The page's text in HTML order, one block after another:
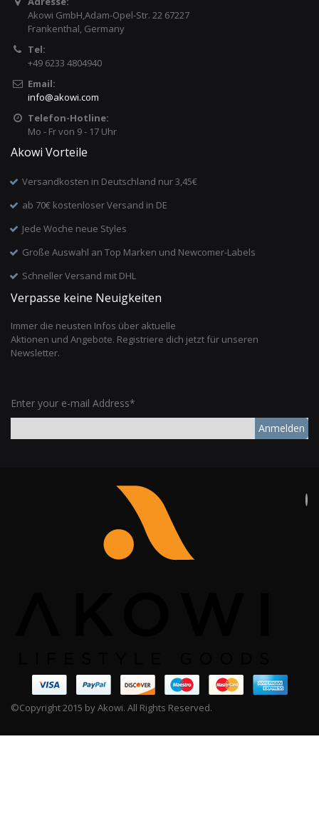
Akowi GmbH,Adam-Opel-Str. 22 67227
Frankenthal, Germany
Tel:
+49 6233 4804940
Email:
info@akowi.com
Telefon-Hotline:
Mo - Fr von 9 - 17 Uhr
Akowi Vorteile
Versandkosten in Deutschland nur 3,45€
ab 70€ kostenloser Versand in DE
Jede Woche neue Styles
Große Auswahl an Top Marken und Newcomer-Labels
Schneller Versand mit DHL
Verpasse keine Neuigkeiten
Immer die neusten Infos über aktuelle
Aktionen und Angebote. Registriere dich jetzt für unseren
Newsletter.
Enter your e-mail Address*
Anmelden
©Copyright 2015 by Akowi. All Rights Reserved.